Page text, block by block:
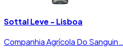
Sottal Leve - Lisboa
Companhia Agrícola Do Sanguin…